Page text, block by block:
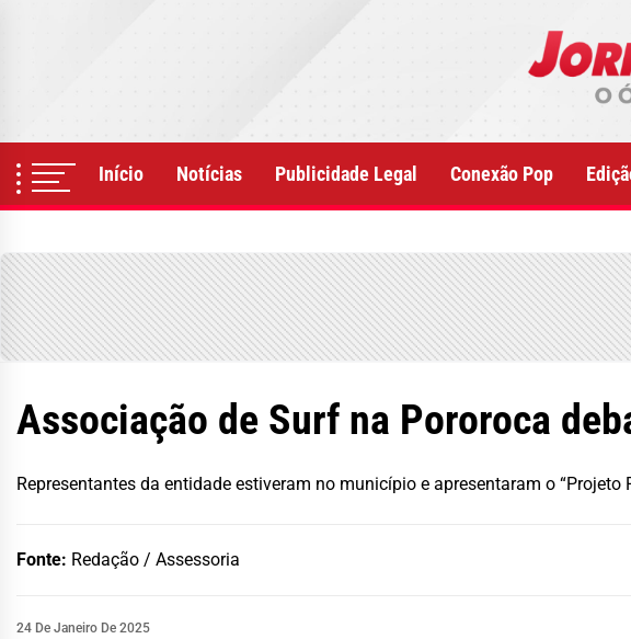
Início Notícias Publicidade Legal Conexão Pop
Associação de Surf na Pororoca
Representantes da entidade estiveram no município e apresentaram o “Projeto
Fonte: Redação / Assessoria
24 De Janeiro De 2025